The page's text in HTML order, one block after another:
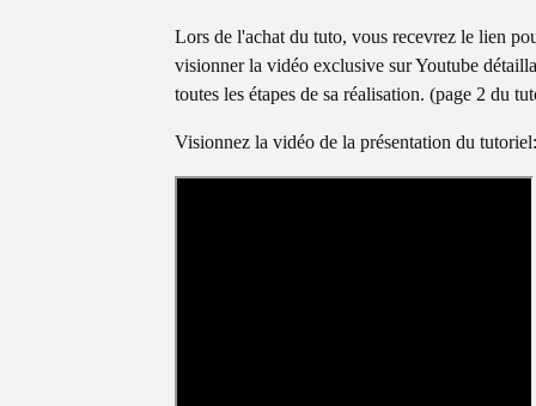
Lors de l'achat du tuto, vous recevrez le lien
visionner la vidéo exclusive sur Youtube
toutes les étapes de sa réalisation. (page 2 du
Visionnez la vidéo de la présentation du tutoriel: